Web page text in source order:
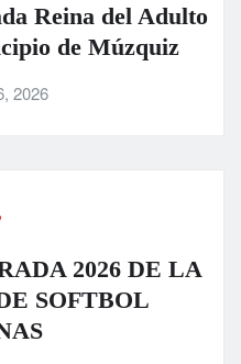
Reina del Adulto
de Múzquiz
2026
2026 DE LA
SOFTBOL